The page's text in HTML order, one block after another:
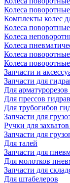
Колеса
Комплекты колес
Колеса
Колеса
Колеса
Колеса
Колеса
Запчасти и
Запчасти для
Для
Для прессов
Для трубогибов
Запчасти для
Ручки для
Запчасти для
Для талей
Запчасти для
Для молотков
Запчасти для
Для штабелеров